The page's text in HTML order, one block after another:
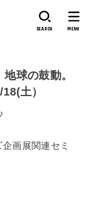
SEARCH MENU
球の鼓動。
18(土）
画展関連セミ